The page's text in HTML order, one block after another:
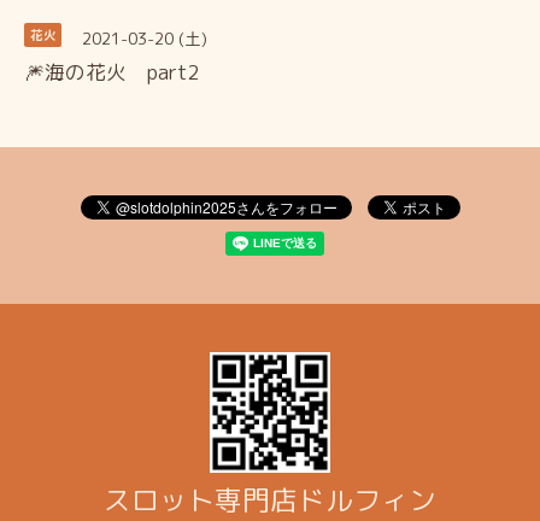
花火 2021-03-20 (土)
🎆海の花火 part2
スロット専門店ドルフィン